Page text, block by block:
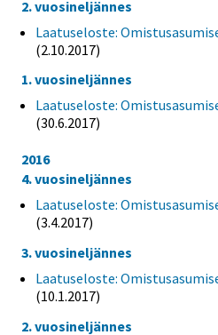
2. vuosineljännes
Laatuseloste:
(2.10.2017)
1. vuosineljännes
Laatuseloste:
(30.6.2017)
2016
4. vuosineljännes
Laatuseloste:
(3.4.2017)
3. vuosineljännes
Laatuseloste:
(10.1.2017)
2. vuosineljännes